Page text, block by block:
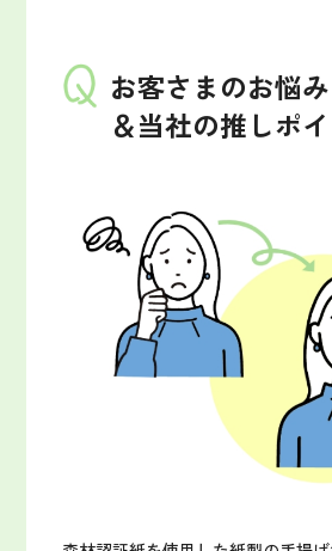
お客さまのお悩み
＆当社の推しポ